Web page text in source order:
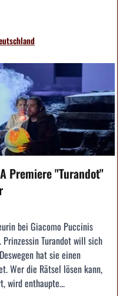
Premiere "Turandot"
bei Giacomo Puccinis
Prinzessin Turandot will sich
hat sie einen
Wer die Rätsel lösen kann,
wird enthaupte...